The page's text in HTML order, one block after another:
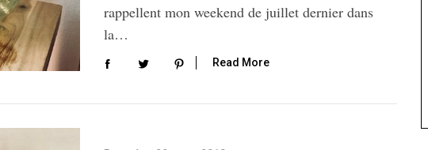
rappellent mon weekend de juillet dernier dans
la…
Read More